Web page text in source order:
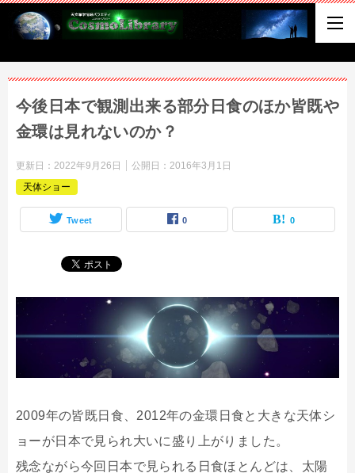
今後日本で観測出来る部分日食のほか皆既や
金環は見れないのか？
更新日： 2022年9月26日 公開日： 2016年3月1日
天体ショー
Tweet 0 0
2009年の皆既日食、2012年の金環日食と大きな天体シ
ョーが日本で見られ大いに盛り上がりました。
残念ながら今回日本で見られる日食ほとんどは、太陽